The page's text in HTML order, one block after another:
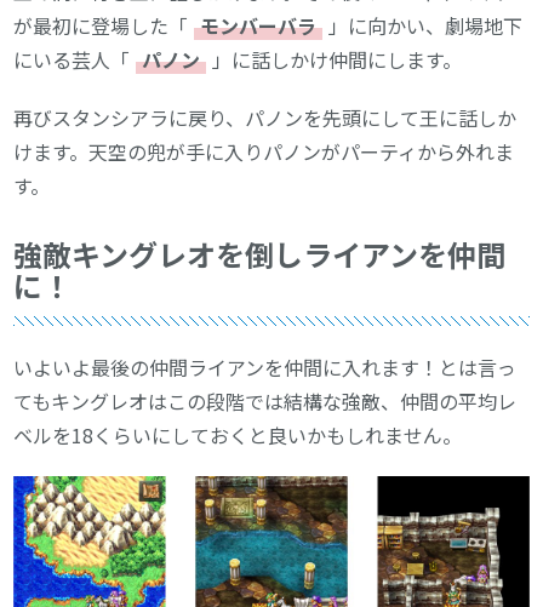
が最初に登場した「 モンバーバラ 」に向かい、劇場地下
にいる芸人「 パノン 」に話しかけ仲間にします。
再びスタンシアラに戻り、パノンを先頭にして王に話しか
けます。天空の兜が手に入りパノンがパーティから外れま
す。
強敵キングレオを倒しライアンを仲間
に！
いよいよ最後の仲間ライアンを仲間に入れます！とは言っ
てもキングレオはこの段階では結構な強敵、仲間の平均レ
ベルを18くらいにしておくと良いかもしれません。